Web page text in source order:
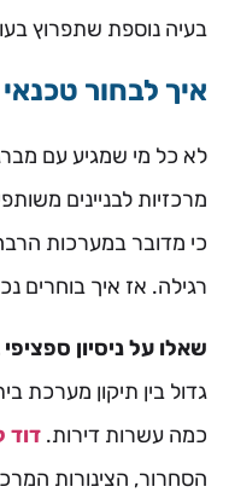
בעיה נוספת שתפרוץ
איך לבחור
לא כל מי שמגיע עם
מרכזיות לבניינים
כי מדובר במערכות
רגילה. אז איך בוחרים
שאלו על ניסיון
גדול בין תיקון מערכת
כמה עשרות דירות.
הסחרור, הצינורות